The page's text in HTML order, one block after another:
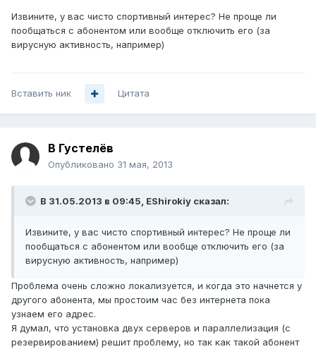
Извините, у вас чисто спортивный интерес? Не проще ли
пообщаться с абонентом или вообще отключить его (за
вирусную активность, например)
Вставить ник Цитата
В Густелёв
Опубликовано 31 мая, 2013
В 31.05.2013 в 09:45, EShirokiy сказал:
Извините, у вас чисто спортивный интерес? Не проще ли
пообщаться с абонентом или вообще отключить его (за
вирусную активность, например)
Проблема очень сложно локализуется, и когда это начнется у
другого абонента, мы простоим час без интернета пока
узнаем его адрес.
Я думал, что установка двух серверов и параллелизация (с
резервированием) решит проблему, но так как такой абонент